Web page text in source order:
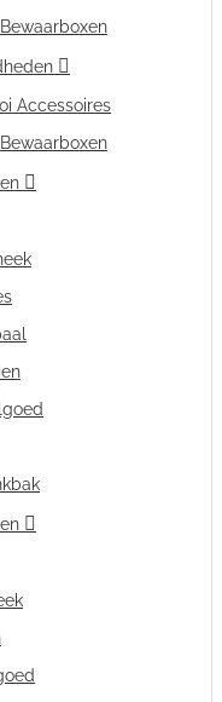
Accessoires